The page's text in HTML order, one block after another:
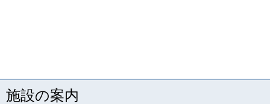
施設の案内